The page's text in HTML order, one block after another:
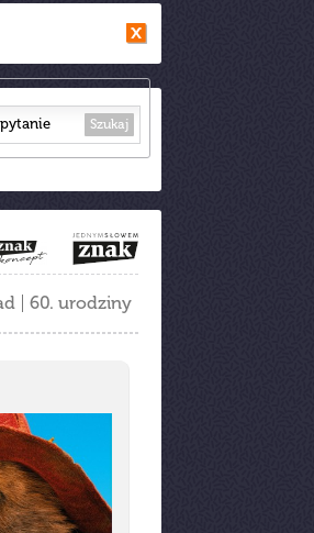
Szukaj
60. urodziny